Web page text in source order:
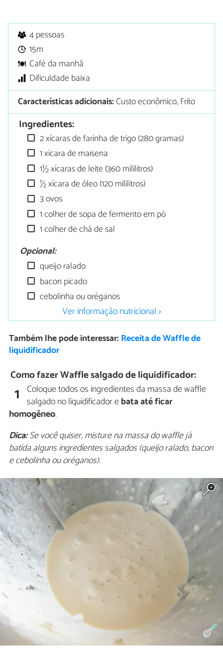
4 pessoas
15m
Café da manhã
Dificuldade baixa
Características adicionais:Custo econômico, Frito
Ingredientes:
2 xícaras de farinha de trigo (280 gramas)
1 xícara de maisena
1½ xícaras de leite (360 mililitros)
½ xícara de óleo (120 mililitros)
3 ovos
1 colher de sopa de fermento em pó
1 colher de chá de sal
Opcional:
queijo ralado
bacon picado
cebolinha ou oréganos
Ver informação nutricional >
Também lhe pode interessar: Receita de Waffle de
liquidificador
Como fazer Waffle salgado de liquidificador:
1 Coloque todos os ingredientes da massa de waffle
salgado no liquidificador ebata até ficar
homogêneo.
Dica:Se você quiser, misture na massa do waffle já
batida alguns ingredientes salgados (queijo ralado, bacon
e cebolinha ou oréganos).